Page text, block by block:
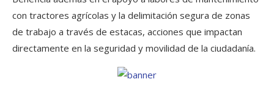
con tractores agrícolas y la delimitación segura de zonas
de trabajo a través de estacas, acciones que impactan
directamente en la seguridad y movilidad de la ciudadanía.